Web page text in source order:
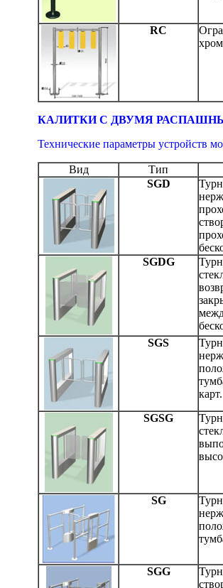
RC
КАЛИТКИ C ДВУМЯ
Технические параметры устройств
Вид Тип
SGD
SGDG
SGS
карт.
SGSG
SG
SGG